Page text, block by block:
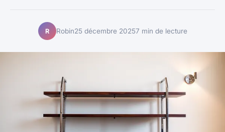
R Robin25 décembre 20257 min de lecture